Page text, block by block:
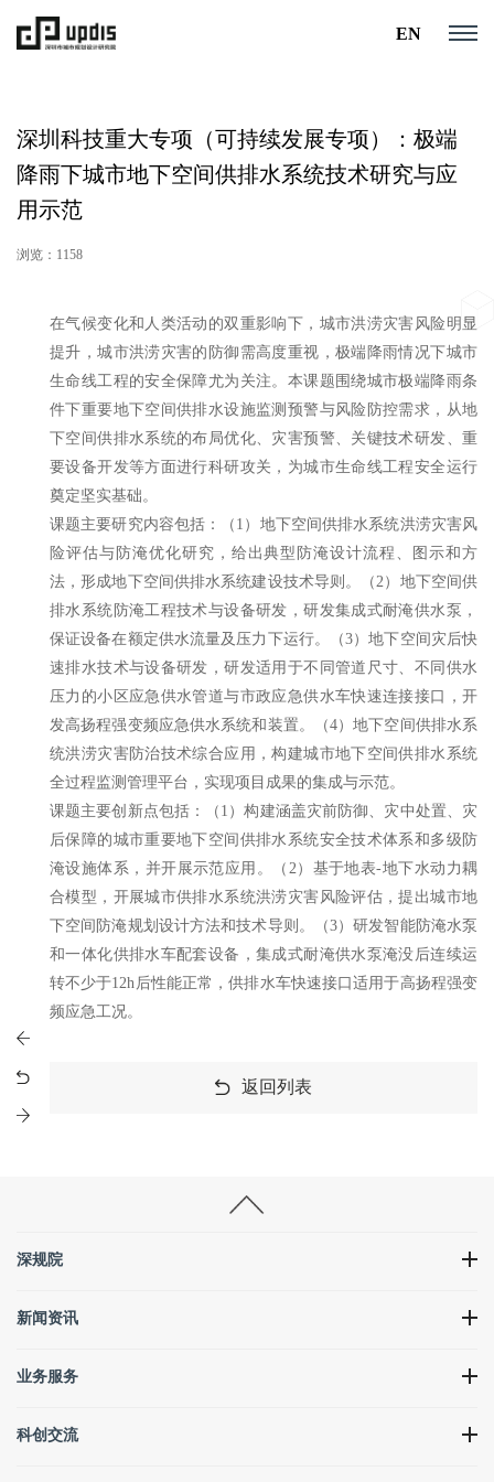
EN
深圳科技重大专项（可持续发展专项）：极端
降雨下城市地下空间供排水系统技术研究与应
用示范
浏览：1158
在气候变化和人类活动的双重影响下，城市洪涝灾害风险明显
提升，城市洪涝灾害的防御需高度重视，极端降雨情况下城市
生命线工程的安全保障尤为关注。本课题围绕城市极端降雨条
件下重要地下空间供排水设施监测预警与风险防控需求，从地
下空间供排水系统的布局优化、灾害预警、关键技术研发、重
要设备开发等方面进行科研攻关，为城市生命线工程安全运行
奠定坚实基础。
课题主要研究内容包括：（1）地下空间供排水系统洪涝灾害风
险评估与防淹优化研究，给出典型防淹设计流程、图示和方
法，形成地下空间供排水系统建设技术导则。（2）地下空间供
排水系统防淹工程技术与设备研发，研发集成式耐淹供水泵，
保证设备在额定供水流量及压力下运行。（3）地下空间灾后快
速排水技术与设备研发，研发适用于不同管道尺寸、不同供水
压力的小区应急供水管道与市政应急供水车快速连接接口，开
发高扬程强变频应急供水系统和装置。（4）地下空间供排水系
统洪涝灾害防治技术综合应用，构建城市地下空间供排水系统
全过程监测管理平台，实现项目成果的集成与示范。
课题主要创新点包括：（1）构建涵盖灾前防御、灾中处置、灾
后保障的城市重要地下空间供排水系统安全技术体系和多级防
淹设施体系，并开展示范应用。（2）基于地表-地下水动力耦
合模型，开展城市供排水系统洪涝灾害风险评估，提出城市地
下空间防淹规划设计方法和技术导则。（3）研发智能防淹水泵
和一体化供排水车配套设备，集成式耐淹供水泵淹没后连续运
转不少于12h后性能正常，供排水车快速接口适用于高扬程强变
频应急工况。
返回列表
深规院
新闻资讯
业务服务
科创交流